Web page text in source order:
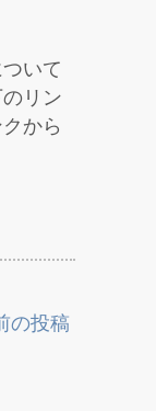
いて
リン
から
の投稿